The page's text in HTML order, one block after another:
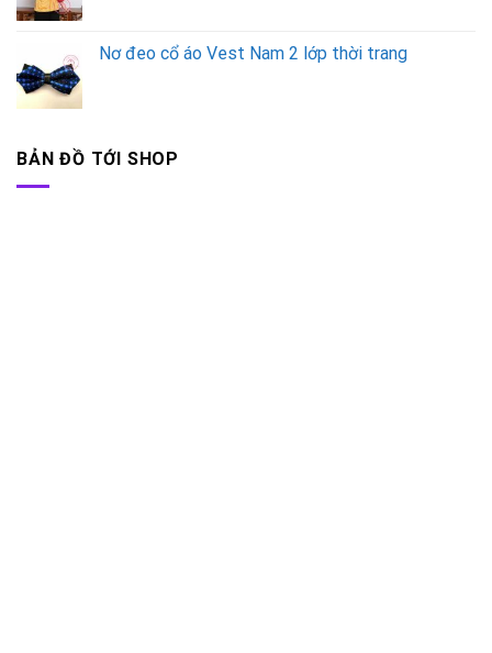
Nơ đeo cổ áo Vest Nam 2 lớp thời trang
BẢN ĐỒ TỚI SHOP